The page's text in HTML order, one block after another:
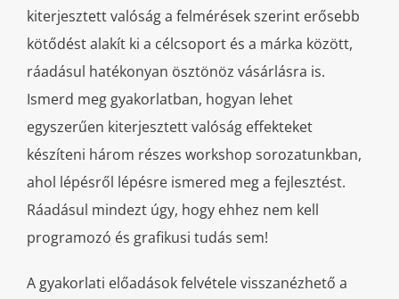
kiterjesztett valóság a felmérések szerint erősebb
kötődést alakít ki a célcsoport és a márka között,
ráadásul hatékonyan ösztönöz vásárlásra is.
Ismerd meg gyakorlatban, hogyan lehet
egyszerűen kiterjesztett valóság effekteket
készíteni három részes workshop sorozatunkban,
ahol lépésről lépésre ismered meg a fejlesztést.
Ráadásul mindezt úgy, hogy ehhez nem kell
programozó és grafikusi tudás sem!
A gyakorlati előadások felvétele visszanézhető a